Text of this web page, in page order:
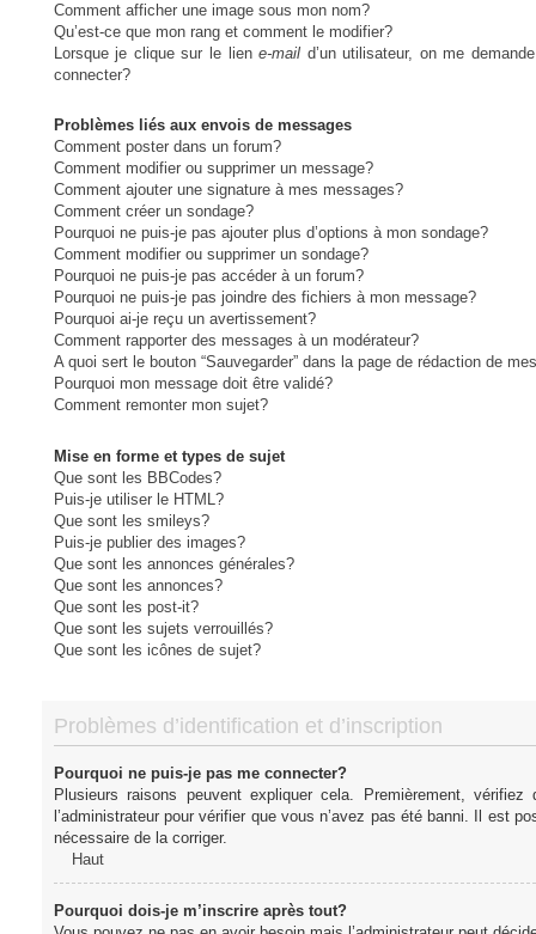
Comment afficher une image sous mon nom?
Qu’est-ce que mon rang et comment le modifier?
Lorsque je clique sur le liene-mail d’un utilisateur, on me
connecter?
Problèmes liés aux envois de messages
Comment poster dans un forum?
Comment modifier ou supprimer un message?
Comment ajouter une signature à mes messages?
Comment créer un sondage?
Pourquoi ne puis-je pas ajouter plus d’options à mon sondage?
Comment modifier ou supprimer un sondage?
Pourquoi ne puis-je pas accéder à un forum?
Pourquoi ne puis-je pas joindre des fichiers à mon message?
Pourquoi ai-je reçu un avertissement?
Comment rapporter des messages à un modérateur?
A quoi sert le bouton “Sauvegarder” dans la page de rédaction de
Pourquoi mon message doit être validé?
Comment remonter mon sujet?
Mise en forme et types de sujet
Que sont les BBCodes?
Puis-je utiliser le HTML?
Que sont les smileys?
Puis-je publier des images?
Que sont les annonces générales?
Que sont les annonces?
Que sont les post-it?
Que sont les sujets verrouillés?
Que sont les icônes de sujet?
Problèmes d’identification et d’inscription
Pourquoi ne puis-je pas me connecter?
Plusieurs raisons peuvent expliquer cela. Premièrement,
l’administrateur pour vérifier que vous n’avez pas été banni. Il est
nécessaire de la corriger.
Haut
Pourquoi dois-je m’inscrire après tout?